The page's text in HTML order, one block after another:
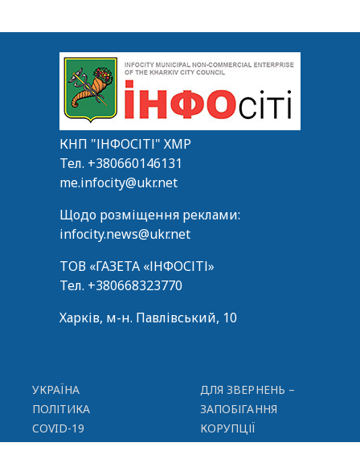
КНП "ІНФОСІТІ" ХМР
Тел. +380660146131
me.infocity@ukr.net
Щодо розміщення реклами:
infocity.news@ukr.net
ТОВ «ГАЗЕТА «ІНФОСІТІ»
Тел. +380668323770
Харків, м-н. Павлівський, 10
УКРАЇНА
ПОЛІТИКА
COVID-19
СУСПІЛЬСТВО
ДЛЯ ЗВЕРНЕНЬ –
ЗАПОБІГАННЯ
КОРУПЦІЇ
ПУБЛІЧНА